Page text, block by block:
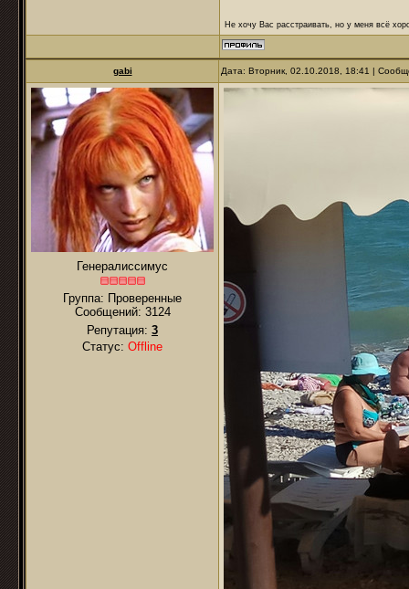
Не хочу Вас расстраивать, но у меня всё
gabi Дата: Вторник, 02.10.2018, 18:41 |
Генералиссимус
Группа: Проверенные
Сообщений: 3124
Репутация: 3
Статус: Offline